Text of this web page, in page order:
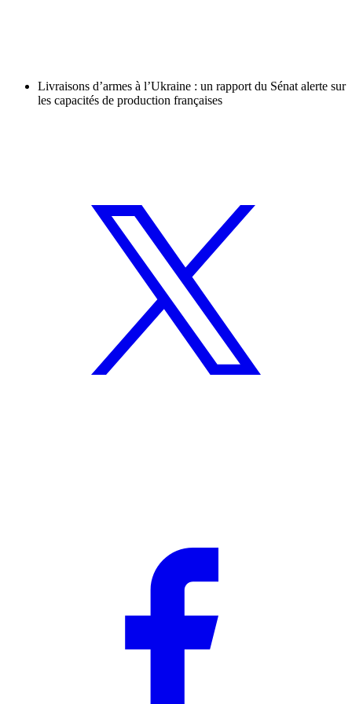
Livraisons d’armes à l’Ukraine : un rapport du Sénat alerte sur
les capacités de production françaises